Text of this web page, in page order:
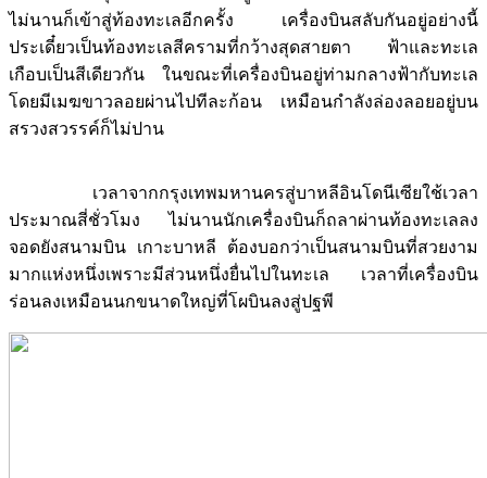
ไม่นานก็เข้าสู่ท้องทะเลอีกครั้ง เครื่องบินสลับกันอยู่อย่างนี้
ประเดี๋ยวเป็นท้องทะเลสีครามที่กว้างสุดสายตา ฟ้าและทะเล
เกือบเป็นสีเดียวกัน ในขณะที่เครื่องบินอยู่ท่ามกลางฟ้ากับทะเล
โดยมีเมฆขาวลอยผ่านไปทีละก้อน เหมือนกำลังล่องลอยอยู่บน
สรวงสวรรค์ก็ไม่ปาน
เวลาจากกรุงเทพมหานครสู่บาหลีอินโดนีเซียใช้เวลา
ประมาณสี่ชั่วโมง ไม่นานนักเครื่องบินก็ถลาผ่านท้องทะเลลง
จอดยังสนามบิน เกาะบาหลี ต้องบอกว่าเป็นสนามบินที่สวยงาม
มากแห่งหนึ่งเพราะมีส่วนหนึ่งยื่นไปในทะเล เวลาที่เครื่องบิน
ร่อนลงเหมือนนกขนาดใหญ่ที่โผบินลงสู่ปฐพี